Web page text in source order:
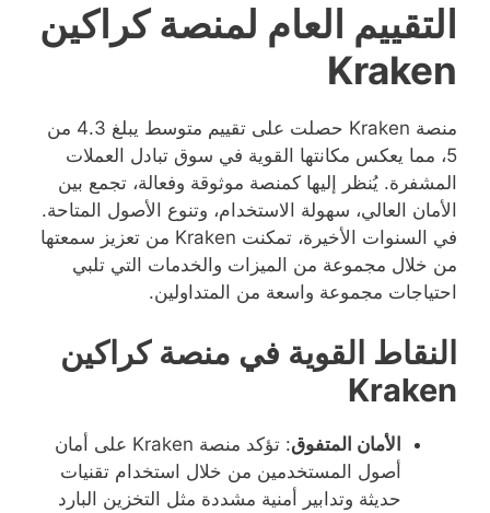
التقييم العام لمنصة كراكين
Kraken
منصة Kraken حصلت على تقييم متوسط يبلغ 4.3 من
5، مما يعكس مكانتها القوية في سوق تبادل العملات
المشفرة. يُنظر إليها كمنصة موثوقة وفعالة، تجمع بين
الأمان العالي، سهولة الاستخدام، وتنوع الأصول المتاحة.
في السنوات الأخيرة، تمكنت Kraken من تعزيز سمعتها
من خلال مجموعة من الميزات والخدمات التي تلبي
احتياجات مجموعة واسعة من المتداولين.
النقاط القوية في منصة كراكين
Kraken
الأمان المتفوق
: تؤكد منصة Kraken على أمان
أصول المستخدمين من خلال استخدام تقنيات
حديثة وتدابير أمنية مشددة مثل التخزين البارد